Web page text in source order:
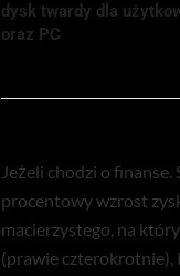
dysk twardy dla
oraz PC
Jeżeli chodzi o
procentowy wzrost
macierzystego, na
(prawie czterokrotnie),